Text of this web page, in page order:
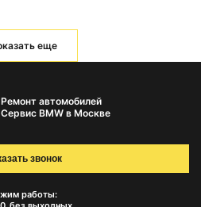
еще
Ремонт автомобилей
Сервис BMW в Москве
работы:
звонок